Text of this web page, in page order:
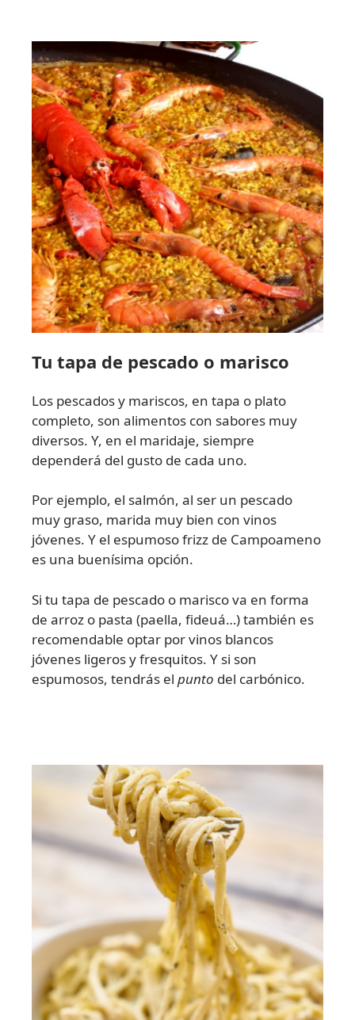
Tu tapa de pescado o marisco
Los pescados y mariscos, en tapa o plato
completo, son alimentos con sabores muy
diversos. Y, en el maridaje, siempre
dependerá del gusto de cada uno.
Por ejemplo, el salmón, al ser un pescado
muy graso, marida muy bien con vinos
jóvenes. Y el espumoso frizz de Campoameno
es una buenísima opción.
Si tu tapa de pescado o marisco va en forma
de arroz o pasta (paella, fideuá…) también es
recomendable optar por vinos blancos
jóvenes ligeros y fresquitos. Y si son
espumosos, tendrás el punto del carbónico.